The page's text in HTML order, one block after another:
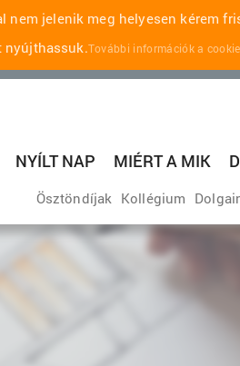
nem jelenik meg helyesen kérem
nyújthassuk.További információk a
NYÍLT NAP MIÉRT A MIK
Ösztöndíjak Kollégium